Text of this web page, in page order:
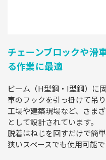
チェーンブロックや滑
る作業に最適
ビーム（H型鋼・I型鋼）に
車のフックを引っ掛けて吊
工場や建築現場など、さま
として設計されています。
脱着はねじを回すだけで簡
狭いスペースでも使用可能で